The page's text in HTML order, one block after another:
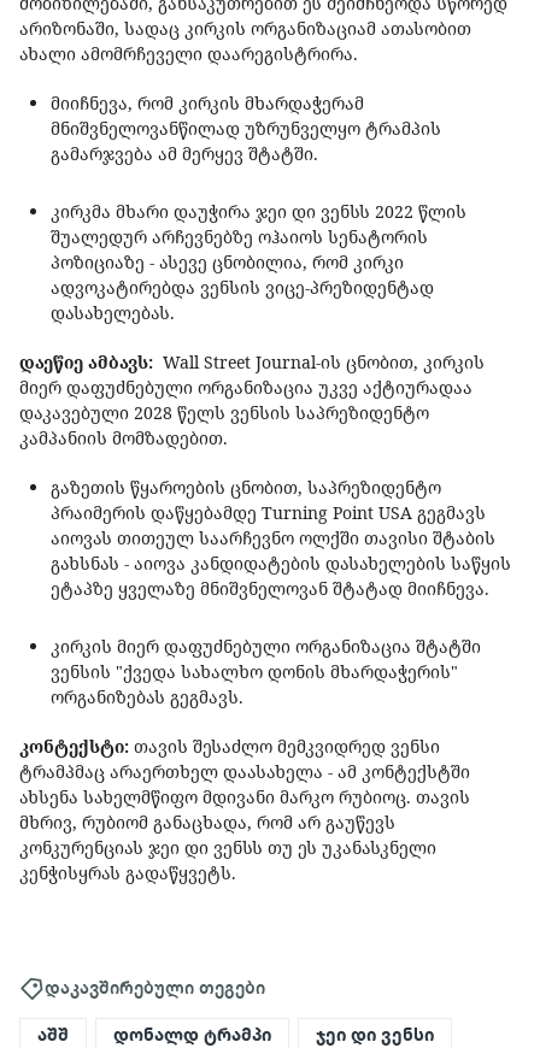
არიზონაში, სადაც კირკის ორგანიზაციამ ათასობით
ახალი ამომრჩეველი დაარეგისტრირა.
მიიჩნევა, რომ კირკის მხარდაჭერამ
მნიშვნელოვანწილად უზრუნველყო ტრამპის
გამარჯვება ამ მერყევ შტატში.
კირკმა მხარი დაუჭირა ჯეი დი ვენსს 2022 წლის
შუალედურ არჩევნებზე ოჰაიოს სენატორის
პოზიციაზე - ასევე ცნობილია, რომ კირკი
ადვოკატირებდა ვენსის ვიცე-პრეზიდენტად
დასახელებას.
დაეწიე ამბავს: Wall Street Journal-ის ცნობით, კირკის
მიერ დაფუძნებული ორგანიზაცია უკვე აქტიურადაა
დაკავებული 2028 წელს ვენსის საპრეზიდენტო
კამპანიის მომზადებით.
გაზეთის წყაროების ცნობით, საპრეზიდენტო
პრაიმერის დაწყებამდე Turning Point USA გეგმავს
აიოვას თითეულ საარჩევნო ოლქში თავისი შტაბის
გახსნას - აიოვა კანდიდატების დასახელების საწყის
ეტაპზე ყველაზე მნიშვნელოვან შტატად მიიჩნევა.
კირკის მიერ დაფუძნებული ორგანიზაცია შტატში
ვენსის "ქვედა სახალხო დონის მხარდაჭერის"
ორგანიზებას გეგმავს.
კონტექსტი: თავის შესაძლო მემკვიდრედ ვენსი
ტრამპმაც არაერთხელ დაასახელა - ამ კონტექსტში
ახსენა სახელმწიფო მდივანი მარკო რუბიოც. თავის
მხრივ, რუბიომ განაცხადა, რომ არ გაუწევს
კონკურენციას ჯეი დი ვენსს თუ ეს უკანასკნელი
კენჭისყრას გადაწყვეტს.
დაკავშირებული თეგები
აშშ დონალდ ტრამპი ჯეი დი ვენსი